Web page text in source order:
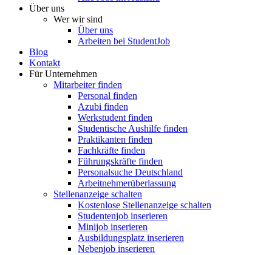
Über uns
Wer wir sind
Über uns
Arbeiten bei StudentJob
Blog
Kontakt
Für Unternehmen
Mitarbeiter finden
Personal finden
Azubi finden
Werkstudent finden
Studentische Aushilfe finden
Praktikanten finden
Fachkräfte finden
Führungskräfte finden
Personalsuche Deutschland
Arbeitnehmerüberlassung
Stellenanzeige schalten
Kostenlose Stellenanzeige schalten
Studentenjob inserieren
Minijob inserieren
Ausbildungsplatz inserieren
Nebenjob inserieren